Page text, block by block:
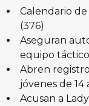
Calendario
(376)
Aseguran
equipo
Abren
jóvenes de 14
Acusan a